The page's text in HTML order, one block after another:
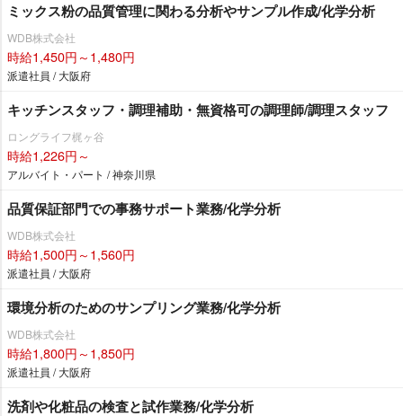
ミックス粉の品質管理に関わる分析やサンプル作成/化学分析
WDB株式会社
時給1,450円～1,480円
派遣社員 / 大阪府
キッチンスタッフ・調理補助・無資格可の調理師/調理スタッフ
ロングライフ梶ヶ谷
時給1,226円～
アルバイト・パート / 神奈川県
品質保証部門での事務サポート業務/化学分析
WDB株式会社
時給1,500円～1,560円
派遣社員 / 大阪府
環境分析のためのサンプリング業務/化学分析
WDB株式会社
時給1,800円～1,850円
派遣社員 / 大阪府
洗剤や化粧品の検査と試作業務/化学分析